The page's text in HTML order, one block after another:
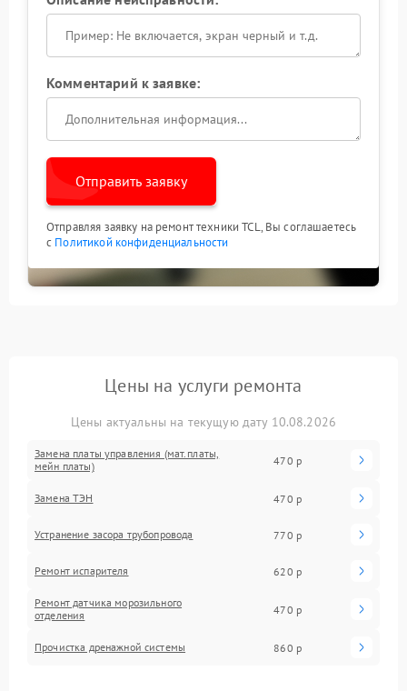
Комментарий к заявке:
Отправить заявку
Отправляя заявку на ремонт техники TCL, Вы соглашаетесь
с Политикой конфиденциальности
Цены на услуги ремонта
Цены актуальны на текущую дату 10.08.2026
Замена платы управления (мат.платы,
мейн платы)
470 р
Замена ТЭН 470 р
Устранение засора трубопровода 770 р
Ремонт испарителя 620 р
Ремонт датчика морозильного
отделения
470 р
Прочистка дренажной системы 860 р